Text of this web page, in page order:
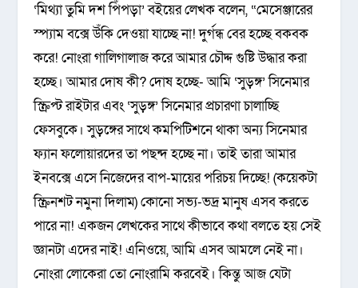
‘মিথ্যা তুমি দশ পিঁপড়া’ বইয়ের লেখক বলেন, “মেসেঞ্জারের
স্প্যাম বক্সে উঁকি দেওয়া যাচ্ছে না! দুর্গন্ধ বের হচ্ছে বকবক
করে! নোংরা গালিগালাজ করে আমার চৌদ্দ গুষ্টি উদ্ধার করা
হচ্ছে। আমার দোষ কী? দোষ হচ্ছে- আমি ‘সুড়ঙ্গ’ সিনেমার
স্ক্রিপ্ট রাইটার এবং ‘সুড়ঙ্গ’ সিনেমার প্রচারণা চালাচ্ছি
ফেসবুকে। সুড়ঙ্গের সাথে কমপিটিশনে থাকা অন্য সিনেমার
ফ্যান ফলোয়ারদের তা পছন্দ হচ্ছে না। তাই তারা আমার
ইনবক্সে এসে নিজেদের বাপ-মায়ের পরিচয় দিচ্ছে! (কয়েকটা
স্ক্রিনশট নমুনা দিলাম) কোনো সভ্য-ভদ্র মানুষ এসব করতে
পারে না! একজন লেখকের সাথে কীভাবে কথা বলতে হয় সেই
জ্ঞানটা এদের নাই! এনিওয়ে, আমি এসব আমলে নেই না।
নোংরা লোকেরা তো নোংরামি করবেই। কিন্তু আজ যেটা